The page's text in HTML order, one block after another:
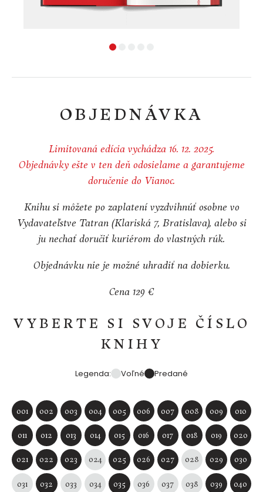
OBJEDNÁVKA
Limitovaná edícia vychádza 16. 12. 2025.
Objednávky ešte v ten deň odosielame a garantujeme
doručenie do Vianoc.
Knihu si môžete po zaplatení vyzdvihnúť osobne vo
Vydavateľstve Tatran (Klariská 7, Bratislava), alebo si
ju nechať doručiť kuriérom do vlastných rúk.
Objednávku nie je možné uhradiť na dobierku.
Cena 129 €
VYBERTE SI SVOJE ČÍSLO
KNIHY
Legenda: Voľné Predané
001 002 003 004 005 006 007 008 009 010
011 012 013 014 015 016 017 018 019 020
021 022 023 024 025 026 027 028 029 030
031 032 033 034 035 036 037 038 039 040